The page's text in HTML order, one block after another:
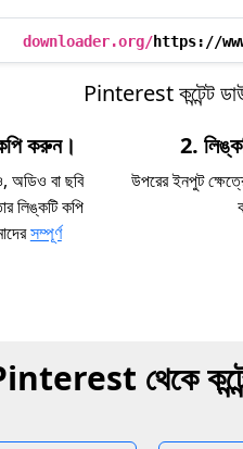
downloader.org/https://
Pinterest কন্টেন্ট
করুন।
বা ছবি
লিঙ্কটি কপি
সম্পূর্ণ
2.
উপরের ইনপুট
থেকে